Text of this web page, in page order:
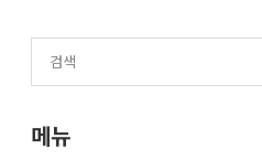
메뉴